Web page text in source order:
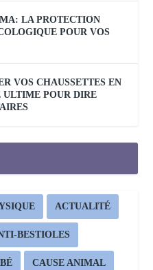
LA PROTECTION
POUR VOS
VOS CHAUSSETTES EN
ULTIME POUR DIRE
ACTUALITÉ
BESTIOLES
CAUSE ANIMAL